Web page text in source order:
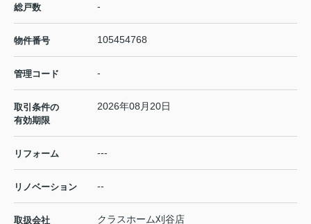
総戸数 -
物件番号 105454768
管理コード -
取引条件の
有効期限
2026年08月20日
リフォーム ---
リノベーション --
取扱会社
クラスホーム刈谷店